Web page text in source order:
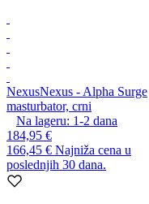
NexusNexus - Alpha Surge
masturbator, crni
Na lageru: 1-2 dana
184,95 €
166,45 € Najniža cena u
poslednjih 30 dana.